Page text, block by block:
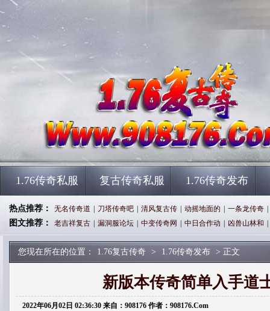
1.76传奇私服 复古传奇私服 1.76传奇发布
热点推荐： 无名传奇道 刀塔传奇吧 清风复古传 动摇地面的 一条龙传奇
图文推荐： 老吉祥复古 漏洞服论坛 中变传奇网 中日合作动 凶兽山林和
您现在所在的位置： 1.76复古传奇 > 1.76传奇发布 > 正文
新版本传奇简单入手道
2022年06月02日 02:36:30 来自：908176 作者：908176.Com